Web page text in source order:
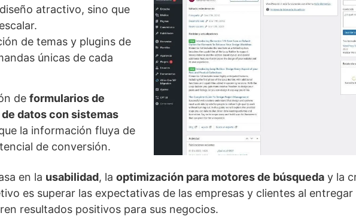
atractivo, sino que
de temas y plugins de
únicas de cada
de formularios de
datos con sistemas
la información fluya de
de conversión.
en la usabilidad, la optimización para motores de búsqueda y la
es superar las expectativas de las empresas y clientes al
resultados positivos para sus negocios.